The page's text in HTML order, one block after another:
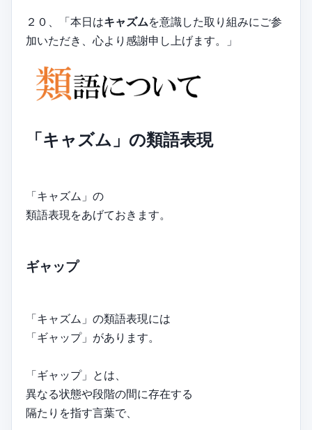
２０、「本日はキャズムを意識した取り組みにご参
加いただき、心より感謝申し上げます。」
「キャズム」の類語表現
「キャズム」の
類語表現をあげておきます。
ギャップ
「キャズム」の類語表現には
「ギャップ」があります。
「ギャップ」とは、
異なる状態や段階の間に存在する
隔たりを指す言葉で、